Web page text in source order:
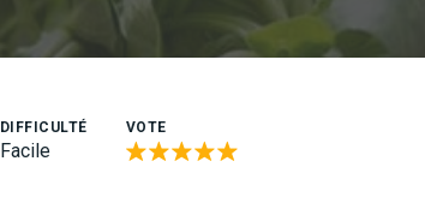
DIFFICULTÉ
Facile
VOTE